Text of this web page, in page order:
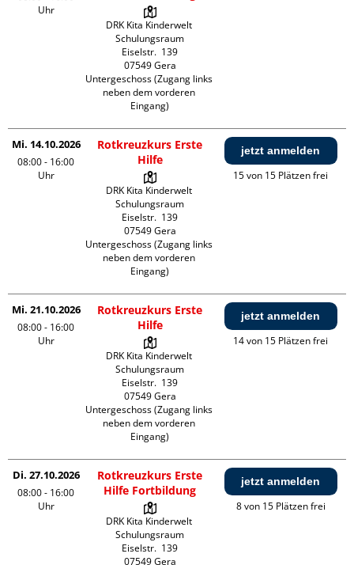
Uhr
DRK Kita Kinderwelt
Schulungsraum
Eiselstr.  139
07549 Gera
Untergeschoss (Zugang links
neben dem vorderen
Eingang)
Mi. 14.10.2026
08:00 - 16:00
Uhr
Rotkreuzkurs Erste
Hilfe
DRK Kita Kinderwelt
Schulungsraum
Eiselstr.  139
07549 Gera
Untergeschoss (Zugang links
neben dem vorderen
Eingang)
jetzt anmelden
15 von 15 Plätzen frei
Mi. 21.10.2026
08:00 - 16:00
Uhr
Rotkreuzkurs Erste
Hilfe
DRK Kita Kinderwelt
Schulungsraum
Eiselstr.  139
07549 Gera
Untergeschoss (Zugang links
neben dem vorderen
Eingang)
jetzt anmelden
14 von 15 Plätzen frei
Di. 27.10.2026
08:00 - 16:00
Uhr
Rotkreuzkurs Erste
Hilfe Fortbildung
DRK Kita Kinderwelt
Schulungsraum
Eiselstr.  139
07549 Gera
jetzt anmelden
8 von 15 Plätzen frei